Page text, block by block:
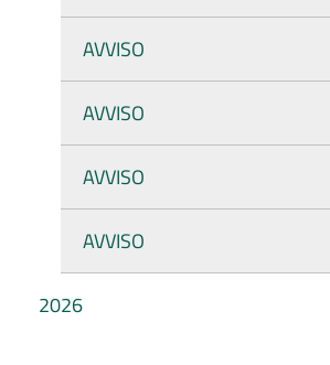
AVVISO
AVVISO
AVVISO
AVVISO
2026